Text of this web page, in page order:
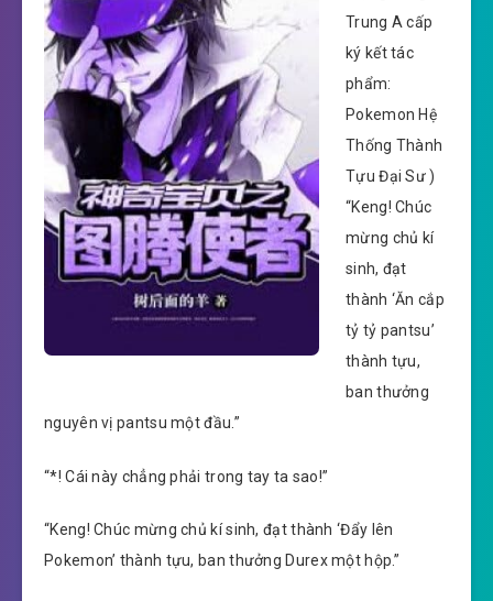
Trung A cấp
ký kết tác
phẩm:
Pokemon Hệ
Thống Thành
Tựu Đại Sư )
“Keng! Chúc
mừng chủ kí
sinh, đạt
thành ‘Ăn cắp
tỷ tỷ pantsu’
thành tựu,
ban thưởng
nguyên vị pantsu một đầu.”
“*! Cái này chẳng phải trong tay ta sao!”
“Keng! Chúc mừng chủ kí sinh, đạt thành ‘Đẩy lên
Pokemon’ thành tựu, ban thưởng Durex một hộp.”